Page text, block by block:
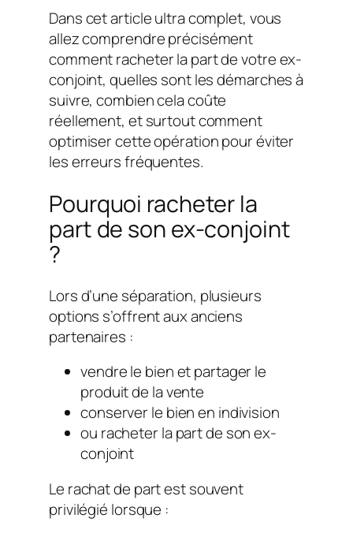
Dans cet article ultra complet, vous
allez comprendre précisément
comment racheter la part de votre ex-
conjoint, quelles sont les démarches à
suivre, combien cela coûte
réellement, et surtout comment
optimiser cette opération pour éviter
les erreurs fréquentes.
Pourquoi racheter la
part de son ex-conjoint
?
Lors d’une séparation, plusieurs
options s’offrent aux anciens
partenaires :
vendre le bien et partager le
produit de la vente
conserver le bien en indivision
ou racheter la part de son ex-
conjoint
Le rachat de part est souvent
privilégié lorsque :